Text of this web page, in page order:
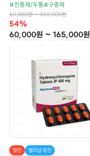
#진통제/두통#구충제
60,000원 ~ 360,000원
54%
60,000원 ~ 165,000원
할인 델리샵 추천